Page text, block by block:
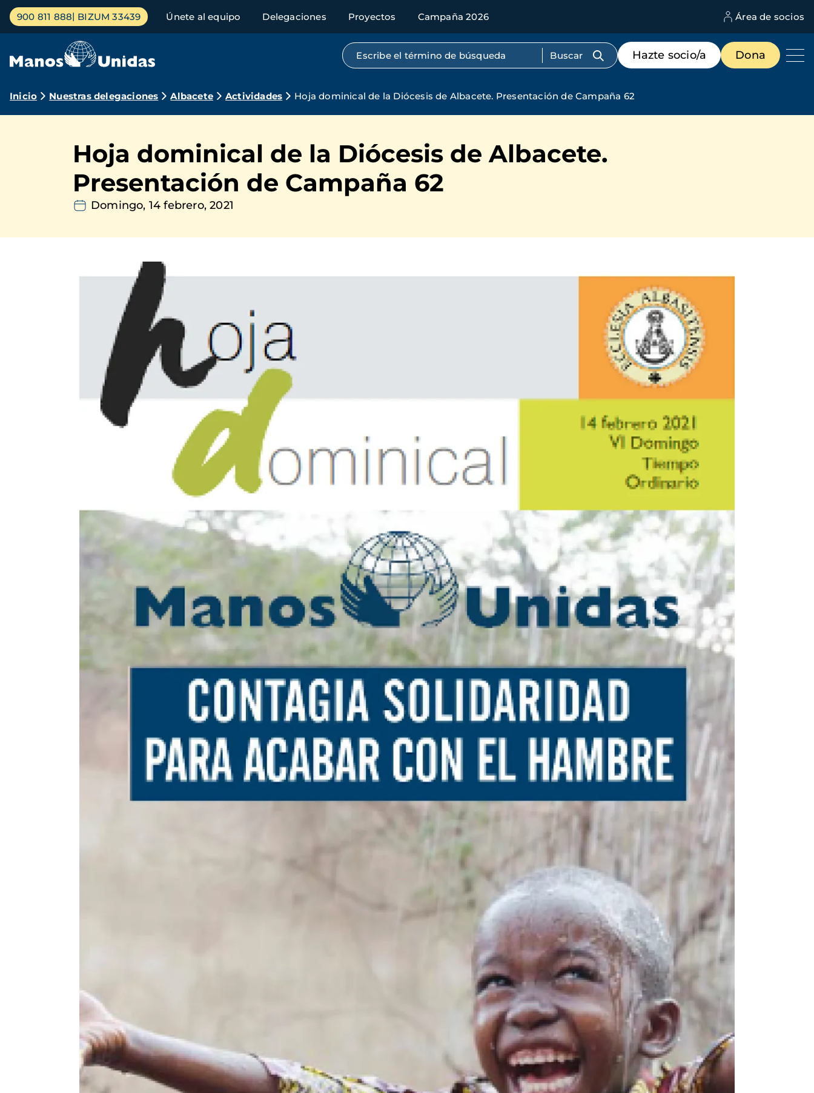
Pasar
contenido
Menú
principal
900 811 888 BIZUM 33439 Únete al equipo Delegaciones Proyectos Campaña 2026 Área de socios
Búsqueda por texto completo
Menú
de
destacados
Hazte socio/a Dona
Ruta
navegación
Inicio Nuestras delegaciones Albacete Actividades Hoja dominical de la Diócesis de Albacete. Presentación de Campaña 62
Hoja dominical de la Diócesis de Albacete.
Presentación de Campaña 62
Domingo, 14 febrero, 2021